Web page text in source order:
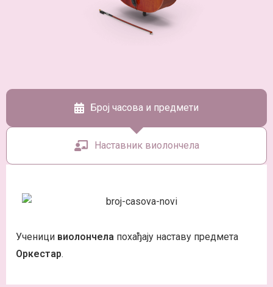
Број часова и предмети
Наставник виолончела
Ученици виолончела похађају наставу предмета
Оркестар.